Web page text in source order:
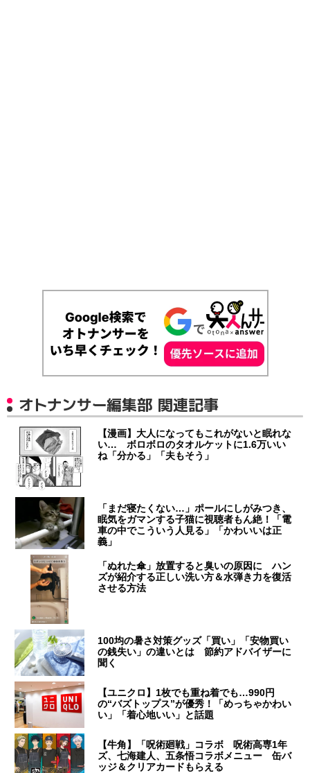
オトナンサー編集部 関連記事
【漫画】大人になってもこれがないと眠れな
い… ボロボロのタオルケットに1.6万いい
ね「分かる」「夫もそう」
「まだ寝たくない…」ポールにしがみつき、
眠気をガマンする子猫に視聴者もん絶！「電
車の中でこういう人見る」「かわいいは正
義」
「ぬれた傘」放置すると臭いの原因に ハン
ズが紹介する正しい洗い方＆水弾き力を復活
させる方法
100均の暑さ対策グッズ「買い」「安物買い
の銭失い」の違いとは 節約アドバイザーに
聞く
【ユニクロ】1枚でも重ね着でも…990円
の“バズトップス”が優秀！「めっちゃかわい
い」「着心地いい」と話題
【牛角】「呪術廻戦」コラボ 呪術高専1年
ズ、七海建人、五条悟コラボメニュー 缶バ
ッジ＆クリアカードもらえる